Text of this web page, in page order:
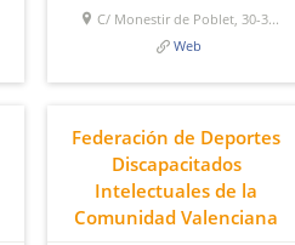
C/ Monestir de Poblet, 30-3...
Web
Federación de Deportes
Discapacitados
Intelectuales de la
Comunidad Valenciana